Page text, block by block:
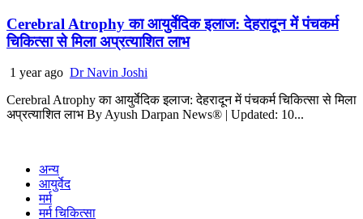
Cerebral Atrophy का आयुर्वेदिक इलाज: देहरादून में पंचकर्म
चिकित्सा से मिला अप्रत्याशित लाभ
1 year ago Dr Navin Joshi
Cerebral Atrophy का आयुर्वेदिक इलाज: देहरादून में पंचकर्म चिकित्सा से मिला
अप्रत्याशित लाभ By Ayush Darpan News® | Updated: 10...
अन्य
आयुर्वेद
मर्म
मर्म चिकित्सा